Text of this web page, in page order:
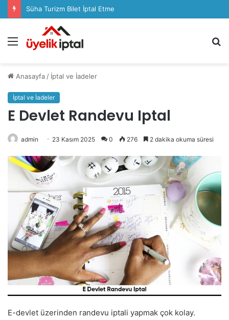
Süha Turizm Bilet İptal Etme
Menü
Anasayfa / İptal ve İadeler
İptal ve İadeler
E Devlet Randevu Iptal
admin 23 Kasım 2025 0 276 2 dakika okuma süresi
E-devlet üzerinden randevu iptali yapmak çok kolay.